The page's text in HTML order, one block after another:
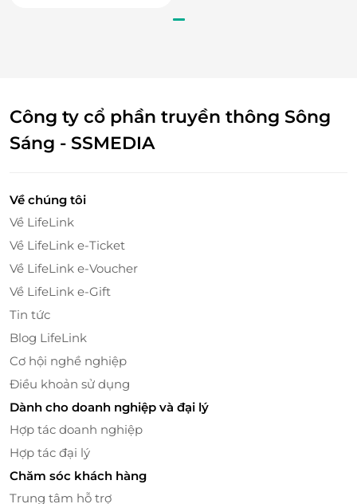
Công ty cổ phần truyền thông Sông
Sáng - SSMEDIA
Về chúng tôi
Về LifeLink
Về LifeLink e-Ticket
Về LifeLink e-Voucher
Về LifeLink e-Gift
Tin tức
Blog LifeLink
Cơ hội nghề nghiệp
Điều khoản sử dụng
Dành cho doanh nghiệp và đại lý
Hợp tác doanh nghiệp
Hợp tác đại lý
Chăm sóc khách hàng
Trung tâm hỗ trợ